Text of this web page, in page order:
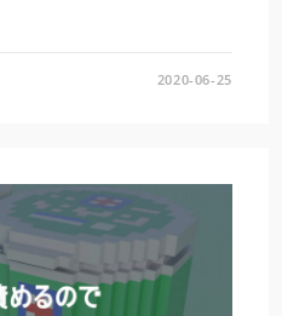
2020-06-25